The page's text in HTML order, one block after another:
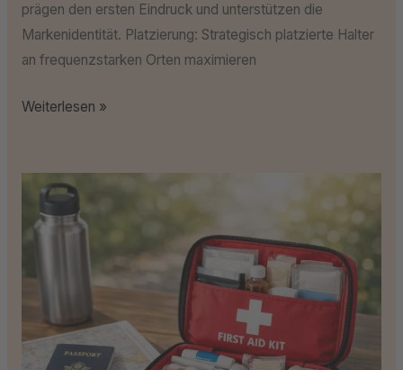
prägen den ersten Eindruck und unterstützen die
Markenidentität. Platzierung: Strategisch platzierte Halter
an frequenzstarken Orten maximieren
Weiterlesen »
Gesundheit
auf
Reisen:
bestens
vorbereitet